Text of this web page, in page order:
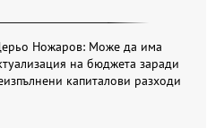
Ножаров: Може да има
на бюджета заради
капиталови разходи